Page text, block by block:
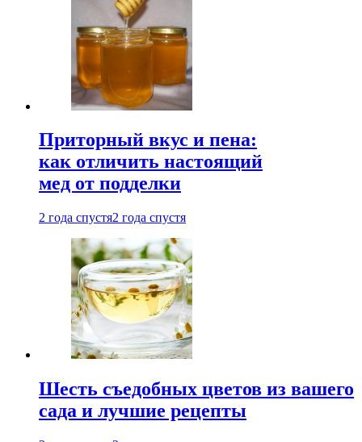
Приторный вкус и пена:
как отличить настоящий
мед от подделки
2 года спустя2 года спустя
Шесть съедобных цветов из вашего
сада и лучшие рецепты